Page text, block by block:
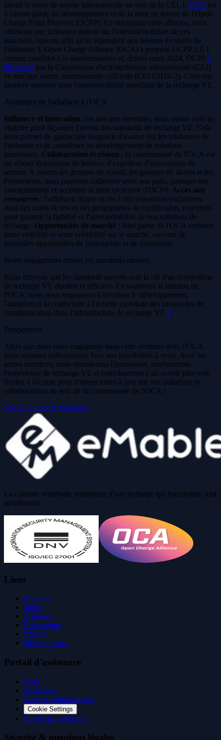
atteint le statut de norme internationale au sein de la CEI. L'OCA est
à l'avant-garde du développement et de la mise en œuvre de l'Open
Charge Point Protocol (OCPP). En rejoignant cette alliance, nous
obtenons une influence directe sur l'orientation future de ces
standards ouverts, afin qu'ils répondent aux besoins évolutifs de
l'industrie. L'Open Charge Alliance (OCA) a proposé OCPP 2.0.1
comme candidat à la standardisation et, depuis mars 2024, OCPP a
été publié par la Commission électrotechnique internationale (CEI)
en tant que norme internationale officielle (CEI 63110-2). C'est une
avancée majeure pour l'interopérabilité mondiale de la recharge VE.
Avantages de l'adhésion à l'OCA
Influence et innovation : en tant que membres, nous avons voix au
chapitre pour façonner l'avenir des standards de recharge VE. Cela
nous permet de garder une longueur d'avance sur les tendances de
l'industrie et de contribuer au développement de solutions
innovantes. Collaboration et réseau : la communauté de l'OCA est
un réseau dynamique de leaders, d'experts et d'innovateurs du
secteur. À travers les groupes de travail, les groupes de tâches et les
événements, nous pouvons collaborer avec nos pairs, partager nos
enseignements et accélérer la mise en œuvre d'OCPP. Accès aux
ressources : l'adhésion donne accès à des ressources exclusives,
dont des outils de test et des programmes de certification, essentiels
pour garantir la fiabilité et l'interopérabilité de nos solutions de
recharge. Opportunités de marché : faire partie de l'OCA renforce
notre visibilité et notre crédibilité sur le marché, ouvrant de
nouvelles opportunités de partenariats et de croissance.
Notre engagement envers les standards ouverts
Nous croyons que les standards ouverts sont la clé d'un écosystème
de recharge VE durable et efficace. En soutenant la mission de
l'OCA, nous nous engageons à favoriser le développement,
l'adoption et la conformité à l'échelle mondiale des protocoles de
communication dans l'infrastructure de recharge VE 2.
Perspectives
Alors que nous nous engageons dans cette aventure avec l'OCA,
nous sommes enthousiastes face aux possibilités à venir. Avec les
autres membres, nous stimulerons l'innovation, améliorerons
l'expérience de recharge VE et contribuerons à un avenir plus vert.
Restez à l'écoute pour d'autres mises à jour sur nos initiatives et
collaborations au sein de la communauté de l'OCA !
See all Guides & Webinars
La colonne vertébrale numérique d'une recharge qui fonctionne, tout
simplement.
Liens
Produits
Tarifs
À propos
Écosystème
Clients
Développeurs
Portail d'assistance
FAQ
Assistance
Base de connaissances
Cookie Settings
État de la plateforme
Sécurité & mentions légales